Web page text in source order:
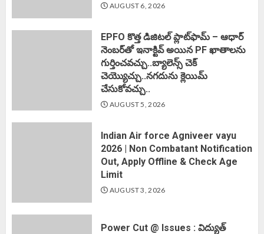
AUGUST 6, 2026
EPFO కొత్త డిజిటల్ ప్లాట్‌ఫామ్‌ – ఆధార్
నెంబర్‌తో ఇనాక్టివ్ అయిన PF ఖాతాలను
గుర్తించవచ్చు..బ్యాలెన్స్ చెక్
చెయ్యొచ్చు..నగదును క్లెయిమ్
చేసుకోవచ్చు..
AUGUST 5, 2026
Indian Air force Agniveer vayu
2026 | Non Combatant Notification
Out, Apply Offline & Check Age
Limit
AUGUST 3, 2026
Power Cut @ Issues : విద్యుత్